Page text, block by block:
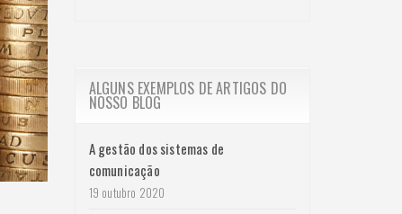
ALGUNS EXEMPLOS DE ARTIGOS DO
NOSSO BLOG
A gestão dos sistemas de
comunicação
19 outubro 2020